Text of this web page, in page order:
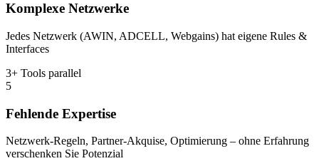
Komplexe Netzwerke
Jedes Netzwerk (AWIN, ADCELL, Webgains) hat eigene Rules &
Interfaces
3+ Tools parallel
5
Fehlende Expertise
Netzwerk-Regeln, Partner-Akquise, Optimierung – ohne Erfahrung
verschenken Sie Potenzial